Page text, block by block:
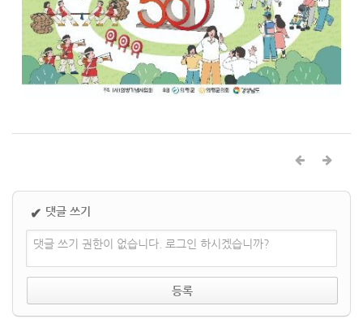
✔ 댓글 쓰기
댓글 쓰기 권한이 없습니다. 로그인 하시겠습니까?